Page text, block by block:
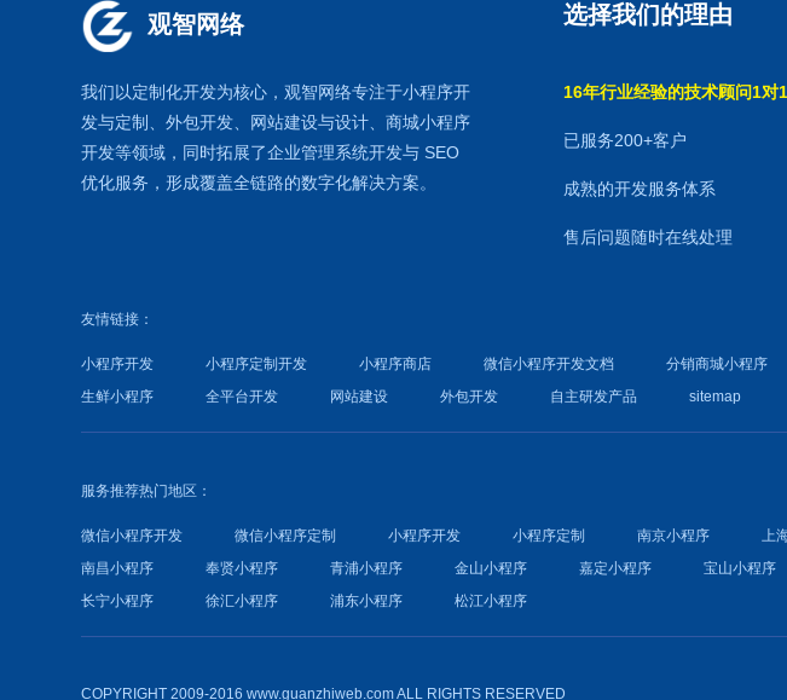
观智网络
我们以定制化开发为核心，观智网络专注于小程序开
发与定制、外包开发、 网站建设与设计、商城小程序
开发等领域，同时拓展了企业管理系统开发与 SEO
优化服务，形成覆盖全链路的数字化解决方案。
选择我们的理由
16年行业经验的技术顾问1对
已服务200+客户
成熟的开发服务体系
售后问题随时在线处理
友情链接：
小程序开发 小程序定制开发 小程序商店 微信小程序开发文档 分销商城小程序
生鲜小程序
全平台开发 网站建设 外包开发 自主研发产品 sitemap
服务推荐热门地区：
微信小程序开发 微信小程序定制 小程序开发 小程序定制 南京小程序 上
南昌小程序
奉贤小程序 青浦小程序 金山小程序 嘉定小程序 宝山小程序
长宁小程序
徐汇小程序 浦东小程序 松江小程序
COPYRIGHT 2009-2016 www.guanzhiweb.com ALL RIGHTS RESERVED